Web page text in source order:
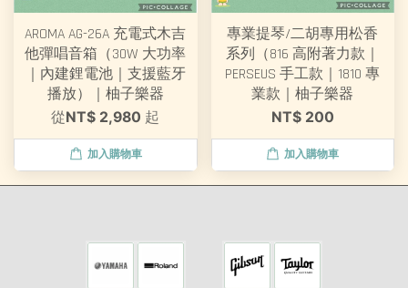
AROMA AG-26A 充電式木吉
他彈唱音箱（30W 大功率
｜內建鋰電池｜支援藍牙
播放）｜柚子樂器
從NT$ 2,980 起
加入購物車
專業提琴/二胡專用松香
系列（816 高附著力款｜
PERSEUS 手工款｜1810 專
業款｜柚子樂器
NT$ 200
加入購物車